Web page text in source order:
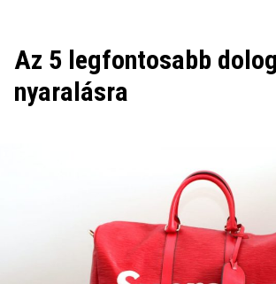
Az 5 legfontosabb
nyaralásra